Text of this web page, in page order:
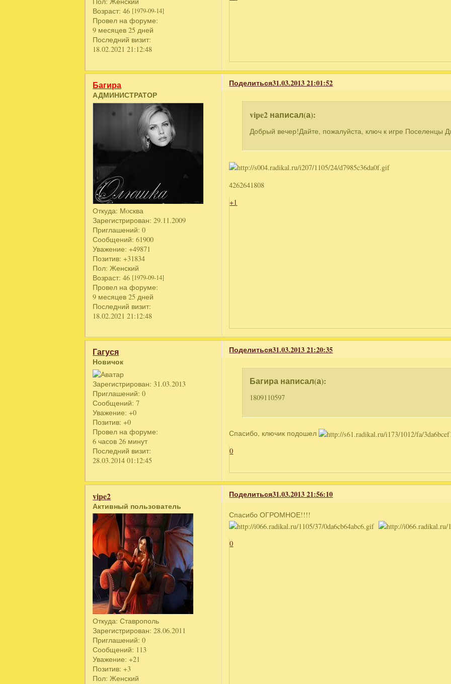
Возраст: 46 [1979-09-14]
Провел на форуме:
9 месяцев 25 дней
Последний визит:
18.02.2021 21:12:48
Поделиться31.03.2013 21:01:52
Багира
АДМИНИСТРАТОР
Откуда: Мoсква
Зарегистрирован: 29.11.2009
Приглашений: 0
Сообщений: 61900
Уважение: +49871
Позитив: +31834
Пол: Женский
Возраст: 46 [1979-09-14]
Провел на форуме:
9 месяцев 25 дней
Последний визит:
18.02.2021 21:12:48
vipe2 написал(а):
Добрый вечер!Дайте, пожалуйста, ключ к игре Поселенцы
4262641808
+1
Поделиться31.03.2013 21:20:35
Гагуся
Новичок
Зарегистрирован: 31.03.2013
Приглашений: 0
Сообщений: 7
Уважение: +0
Позитив: +0
Провел на форуме:
6 часов 26 минут
Последний визит:
28.03.2014 01:12:45
Багира написал(а):
1809110597
Спасибо, ключик подошел
0
Поделиться31.03.2013 21:56:10
vipe2
Активный пользователь
Откуда: Ставрополь
Зарегистрирован: 28.06.2011
Приглашений: 0
Сообщений: 113
Уважение: +21
Позитив: +3
Пол: Женский
Спасибо ОГРОМНОЕ!!!!
0